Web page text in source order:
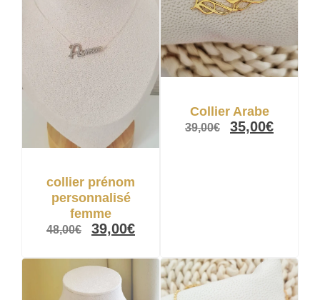
collier prénom
personnalisé
femme
48,00€ 39,00€
Collier Arabe
39,00€ 35,00€